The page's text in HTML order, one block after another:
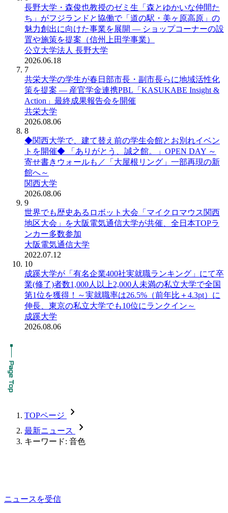
長野大学・森俊也教授のゼミ生「森とゆかいな仲間た
ち」がフジランドと協働で「道の駅・美ヶ原高原」の
魅力創出に向けた事業を展開 ― ショップコーナーの設
置や施策を提案（信州上田学事業）
公立大学法人 長野大学
2026.06.18
7
共栄大学の学生が春日部市長・副市長らに地域活性化
策を提案 ― 産官学金連携PBL「KASUKABE Insight &
Action」最終成果報告会を開催
共栄大学
2026.08.06
8
◆関西大学で、建て替え前の学生会館とお別れイベン
トを開催◆ 「ありがとう、誠之館。」OPEN DAY ～
寄せ書きウォールも／「大屋根リング」一部再現の新
館へ～
関西大学
2026.08.06
9
世界でも歴史あるロボット大会「マイクロマウス関西
地区大会」を大阪電気通信大学が共催、全日本TOPラ
ンカー多数参加
大阪電気通信大学
2022.07.12
10
成蹊大学が「有名企業400社実就職ランキング」にて卒
業(修了)者数1,000人以上2,000人未満の私立大学で全国
第1位を獲得！～実就職率は26.5%（前年比＋4.3pt）に
伸長、東京の私立大学でも10位にランクイン～
成蹊大学
2026.08.06
TOPページ chevron_forward
最新ニュース chevron_forward
キーワード: 音色
ニュースを受信